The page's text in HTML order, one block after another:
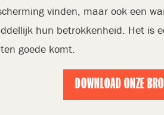
vinden, maar ook een
hun betrokkenheid. Het is
goede komt.
DOWNLOAD ONZE